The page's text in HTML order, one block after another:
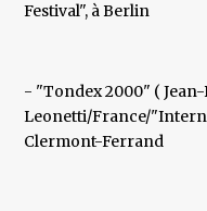
Festival", à Berlin
- "Tondex 2000" (
Leonetti/France/
Clermont-Ferrand